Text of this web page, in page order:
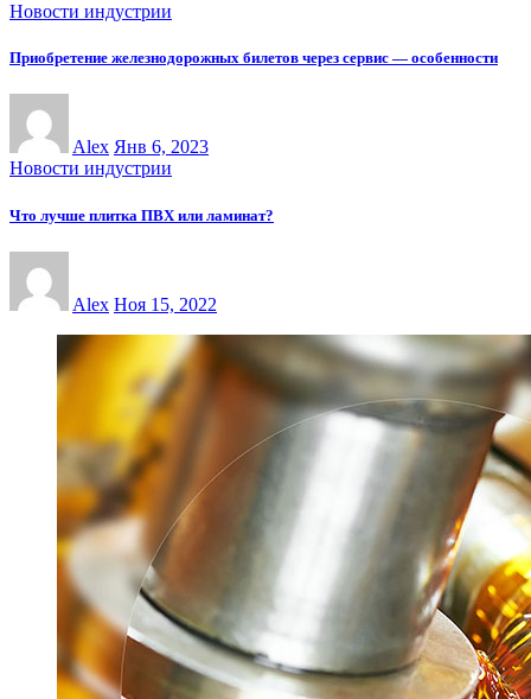
Новости индустрии
Приобретение железнодорожных билетов через сервис — особенности
Alex Янв 6, 2023
Новости индустрии
Что лучше плитка ПВХ или ламинат?
Alex Ноя 15, 2022